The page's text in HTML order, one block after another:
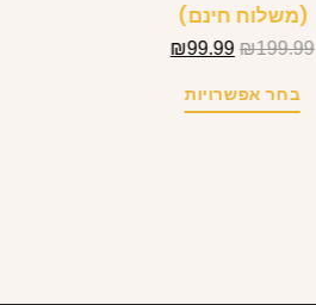
(משלוח חינם)
₪199.99
₪99.99
בחר אפשרויות